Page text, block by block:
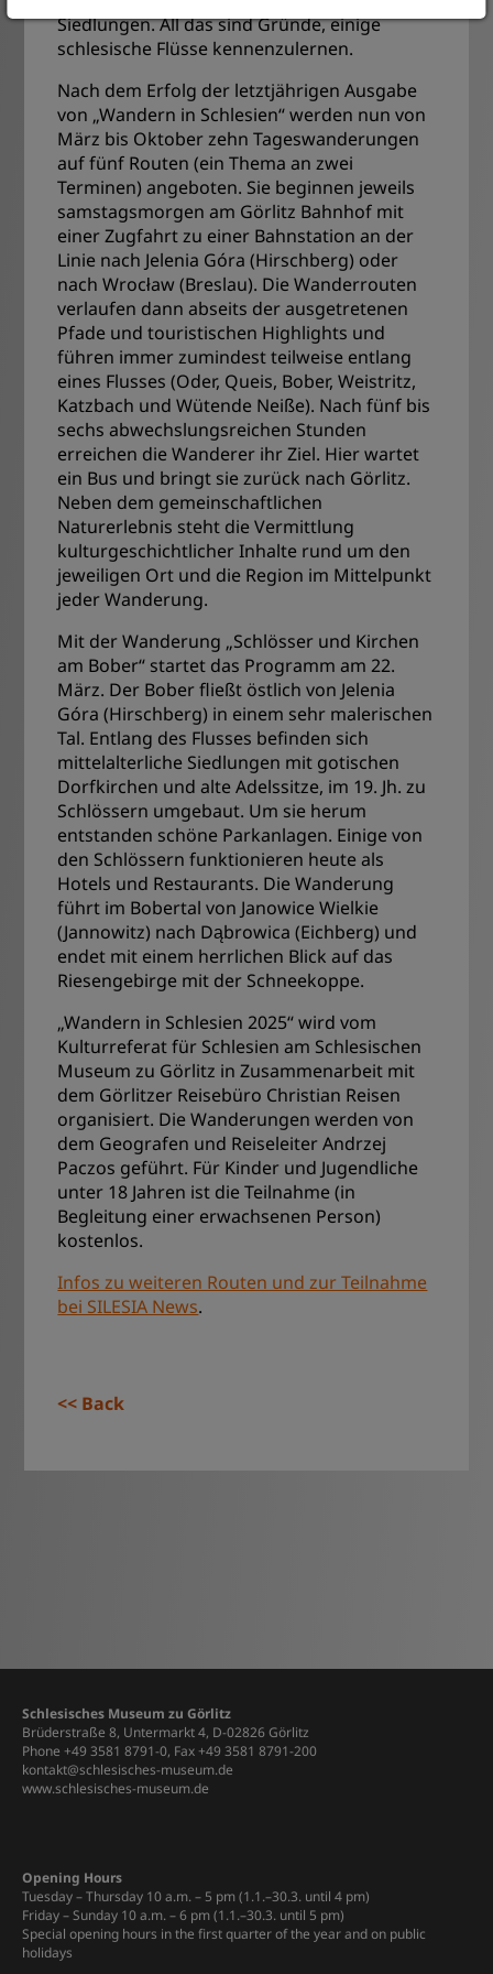
Siedlungen. All das sind Gründe, einige
schlesische Flüsse kennenzulernen.
Nach dem Erfolg der letztjährigen Ausgabe
von „Wandern in Schlesien“ werden nun von
März bis Oktober zehn Tageswanderungen
auf fünf Routen (ein Thema an zwei
Terminen) angeboten. Sie beginnen jeweils
samstagsmorgen am Görlitz Bahnhof mit
einer Zugfahrt zu einer Bahnstation an der
Linie nach Jelenia Góra (Hirschberg) oder
nach Wrocław (Breslau). Die Wanderrouten
verlaufen dann abseits der ausgetretenen
Pfade und touristischen Highlights und
führen immer zumindest teilweise entlang
eines Flusses (Oder, Queis, Bober, Weistritz,
Katzbach und Wütende Neiße). Nach fünf bis
sechs abwechslungsreichen Stunden
erreichen die Wanderer ihr Ziel. Hier wartet
ein Bus und bringt sie zurück nach Görlitz.
Neben dem gemeinschaftlichen
Naturerlebnis steht die Vermittlung
kulturgeschichtlicher Inhalte rund um den
jeweiligen Ort und die Region im Mittelpunkt
jeder Wanderung.
Mit der Wanderung „Schlösser und Kirchen
am Bober“ startet das Programm am 22.
März. Der Bober fließt östlich von Jelenia
Góra (Hirschberg) in einem sehr malerischen
Tal. Entlang des Flusses befinden sich
mittelalterliche Siedlungen mit gotischen
Dorfkirchen und alte Adelssitze, im 19. Jh. zu
Schlössern umgebaut. Um sie herum
entstanden schöne Parkanlagen. Einige von
den Schlössern funktionieren heute als
Hotels und Restaurants. Die Wanderung
führt im Bobertal von Janowice Wielkie
(Jannowitz) nach Dąbrowica (Eichberg) und
endet mit einem herrlichen Blick auf das
Riesengebirge mit der Schneekoppe.
„Wandern in Schlesien 2025“ wird vom
Kulturreferat für Schlesien am Schlesischen
Museum zu Görlitz in Zusammenarbeit mit
dem Görlitzer Reisebüro Christian Reisen
organisiert. Die Wanderungen werden von
dem Geografen und Reiseleiter Andrzej
Paczos geführt. Für Kinder und Jugendliche
unter 18 Jahren ist die Teilnahme (in
Begleitung einer erwachsenen Person)
kostenlos.
Infos zu weiteren Routen und zur Teilnahme
bei SILESIA News.
Back
Schlesisches Museum zu Görlitz
Brüderstraße 8, Untermarkt 4, D-02826 Görlitz
Phone +49 3581 8791-0, Fax +49 3581 8791-200
kontakt@schlesisches-museum.de
www.schlesisches-museum.de
Opening Hours
Tuesday – Thursday 10 a.m. – 5 pm (1.1.–30.3. until 4 pm)
Friday – Sunday 10 a.m. – 6 pm (1.1.–30.3. until 5 pm)
Special opening hours in the first quarter of the year and on public
holidays